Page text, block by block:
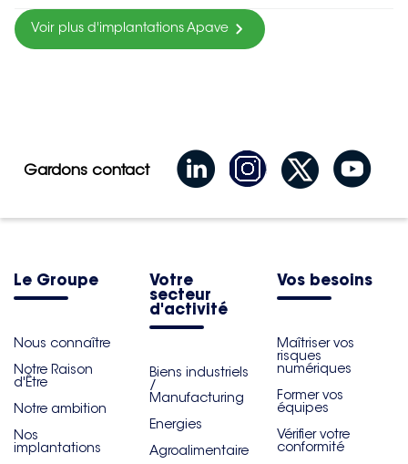
Voir plus d'implantations Apave
Gardons contact
Le Groupe
Nous connaître
Notre Raison
d'Être
Notre ambition
Nos
implantations
Votre
secteur
d'activité
Biens industriels
/
Manufacturing
Energies
Agroalimentaire
Vos besoins
Maîtriser vos
risques
numériques
Former vos
équipes
Vérifier votre
conformité